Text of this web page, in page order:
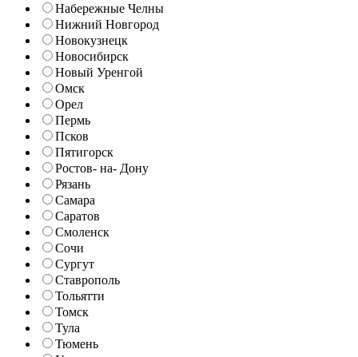
Набережные Челны
Нижний Новгород
Новокузнецк
Новосибирск
Новый Уренгой
Омск
Орел
Пермь
Псков
Пятигорск
Ростов- на- Дону
Рязань
Самара
Саратов
Смоленск
Сочи
Сургут
Ставрополь
Тольятти
Томск
Тула
Тюмень